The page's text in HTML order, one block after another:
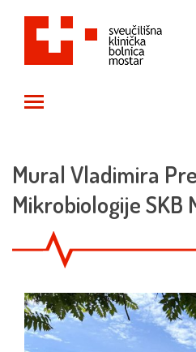
Mural Vladimira
Mikrobiologije SKB